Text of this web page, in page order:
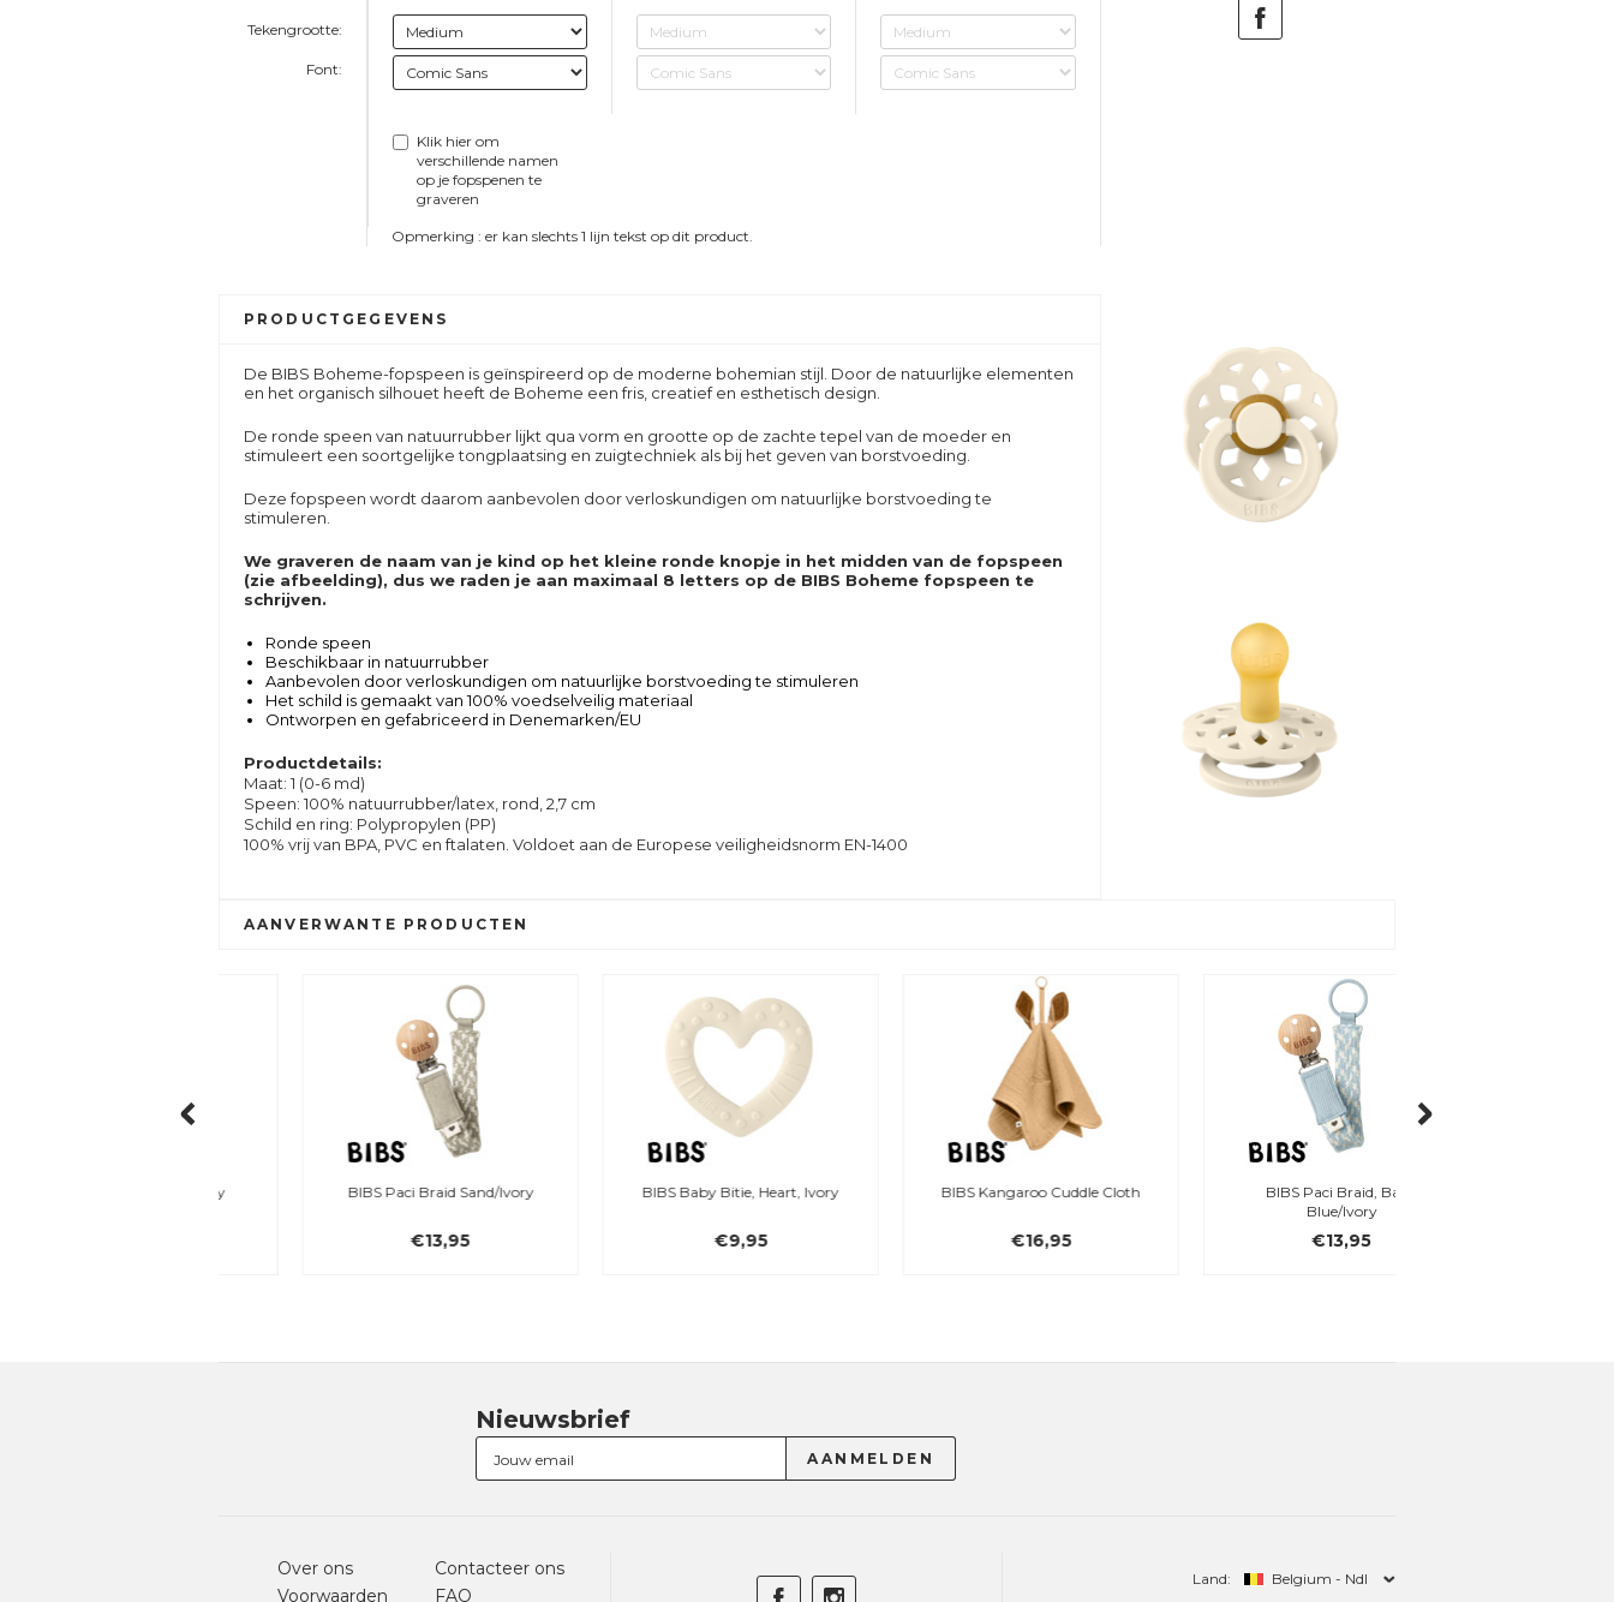
Tekengrootte:
Font:
Klik hier om
verschillende namen
op je fopspenen te
graveren
Opmerking : er kan slechts 1 lijn tekst op dit product.
PRODUCTGEGEVENS
De BIBS Boheme-fopspeen is geïnspireerd op de moderne bohemian stijl. Door de natuurlijke elementen
en het organisch silhouet heeft de Boheme een fris, creatief en esthetisch design.
De ronde speen van natuurrubber lijkt qua vorm en grootte op de zachte tepel van de moeder en
stimuleert een soortgelijke tongplaatsing en zuigtechniek als bij het geven van borstvoeding.
Deze fopspeen wordt daarom aanbevolen door verloskundigen om natuurlijke borstvoeding te
stimuleren.
We graveren de naam van je kind op het kleine ronde knopje in het midden van de fopspeen
(zie afbeelding), dus we raden je aan maximaal 8 letters op de BIBS Boheme fopspeen te
schrijven.
Ronde speen
Beschikbaar in natuurrubber
Aanbevolen door verloskundigen om natuurlijke borstvoeding te stimuleren
Het schild is gemaakt van 100% voedselveilig materiaal
Ontworpen en gefabriceerd in Denemarken/EU
Productdetails:
Maat: 1 (0-6 md)
Speen: 100% natuurrubber/latex, rond, 2,7 cm
Schild en ring: Polypropylen (PP)
100% vrij van BPA, PVC en ftalaten. Voldoet aan de Europese veiligheidsnorm EN-1400
AANVERWANTE PRODUCTEN
BIBS Paci Braid Sand/Ivory BIBS Baby Bitie, Heart, Ivory BIBS Kangaroo Cuddle Cloth
BIBS Paci Braid, Baby
Nieuwsbrief
Over ons
Voorwaarden
Contacteer ons
FAQ
Land: Belgium - Ndl